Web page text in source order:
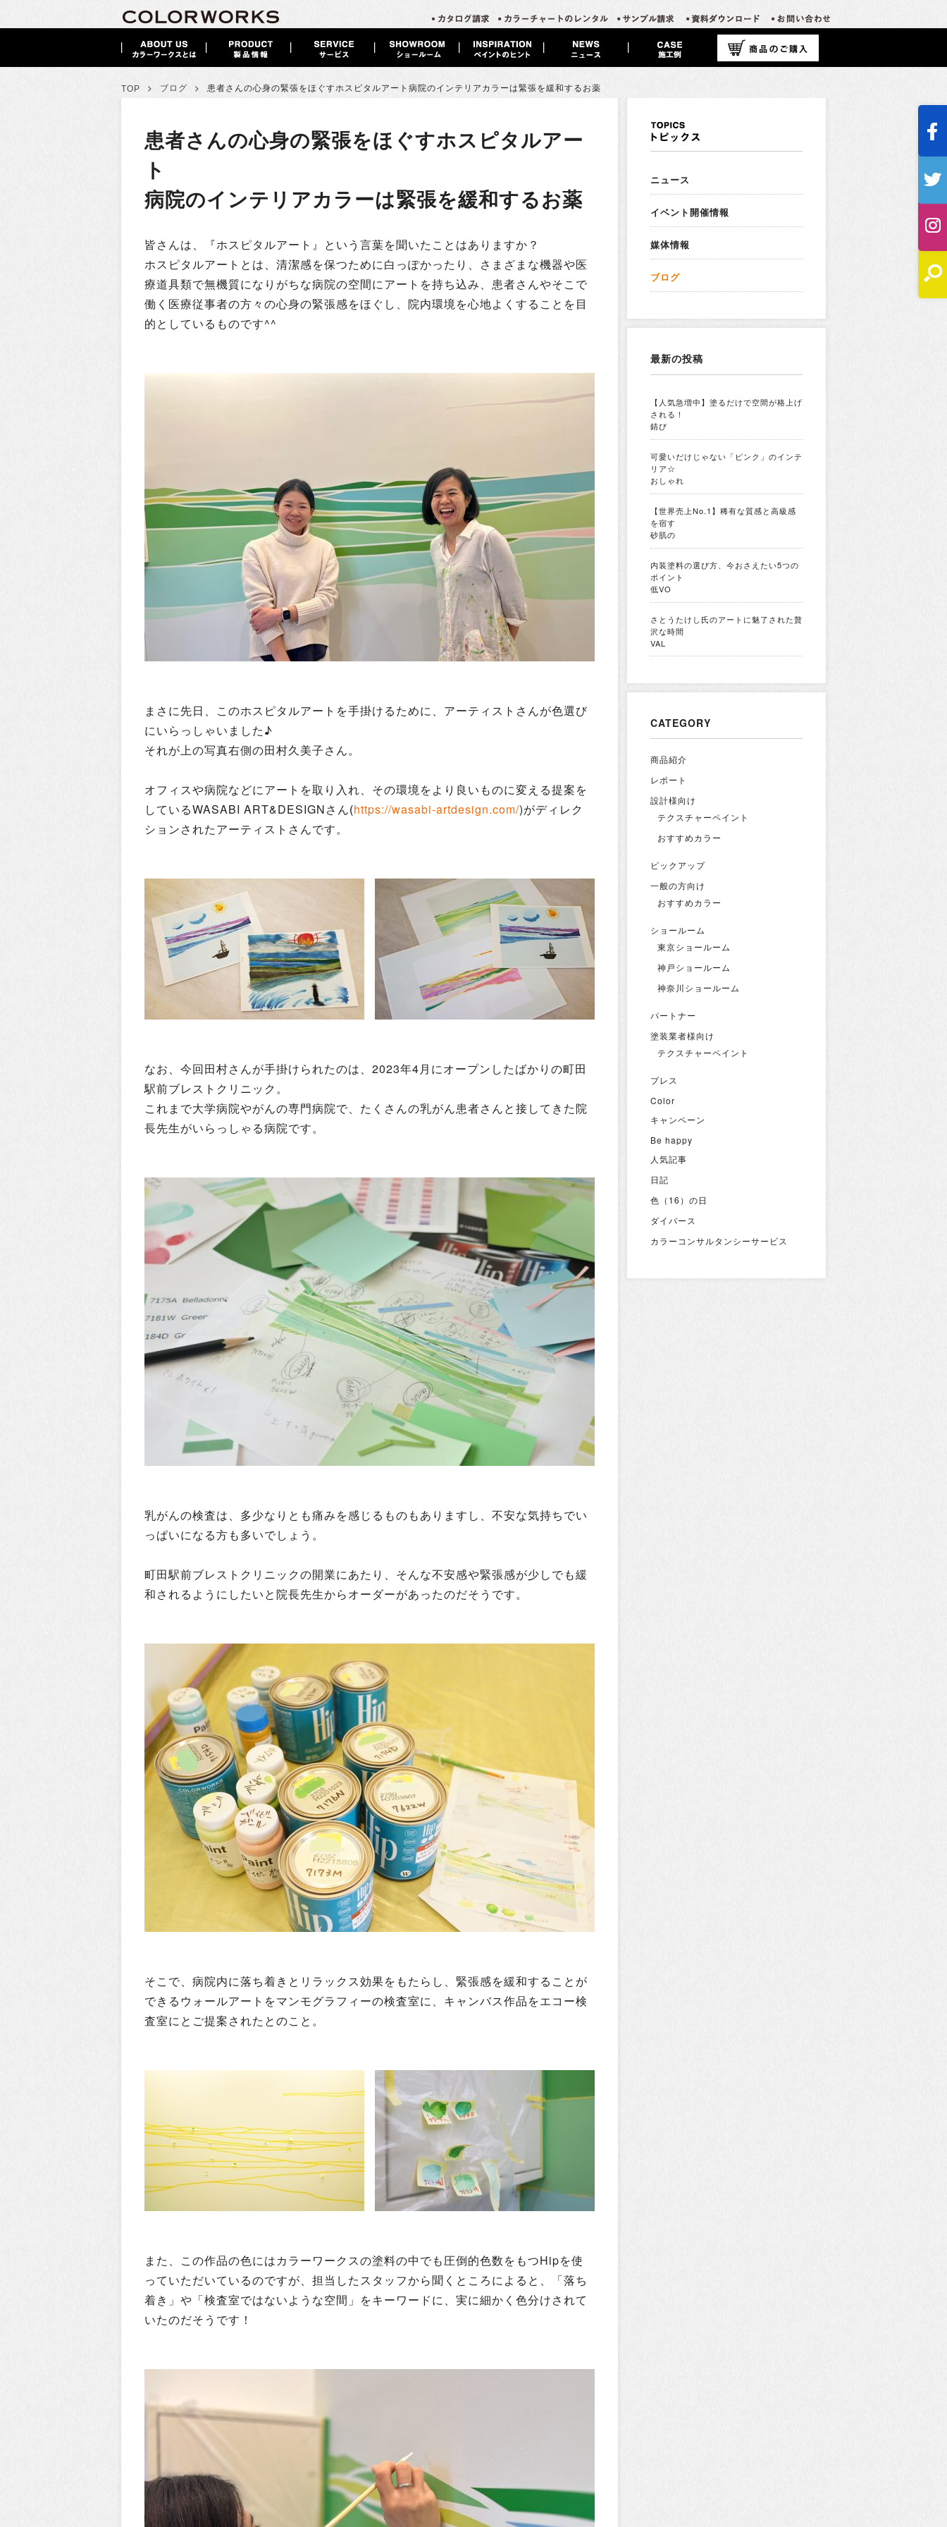
TOP > ブログ > 患者さんの心身の緊張をほぐすホスピタルアート 病院のインテリアカラーは緊張を緩和するお薬
患者さんの心身の緊張をほぐすホスピタルアー
ト
病院のインテリアカラーは緊張を緩和するお薬
皆さんは、『ホスピタルアート』という言葉を聞いたことはありますか？
ホスピタルアートとは、清潔感を保つために白っぽかったり、さまざまな機器や医
療道具類で無機質になりがちな病院の空間にアートを持ち込み、患者さんやそこで
働く医療従事者の方々の心身の緊張感をほぐし、院内環境を心地よくすることを目
的としているものです^^
まさに先日、このホスピタルアートを手掛けるために、アーティストさんが色選び
にいらっしゃいました♪
それが上の写真右側の田村久美子さん。
オフィスや病院などにアートを取り入れ、その環境をより良いものに変える提案を
しているWASABI ART&DESIGNさん(https://wasabi-artdesign.com/)がディレク
ションされたアーティストさんです。
なお、今回田村さんが手掛けられたのは、2023年4月にオープンしたばかりの町田
駅前ブレストクリニック。
これまで大学病院やがんの専門病院で、たくさんの乳がん患者さんと接してきた院
長先生がいらっしゃる病院です。
乳がんの検査は、多少なりとも痛みを感じるものもありますし、不安な気持ちでい
っぱいになる方も多いでしょう。
町田駅前ブレストクリニックの開業にあたり、そんな不安感や緊張感が少しでも緩
和されるようにしたいと院長先生からオーダーがあったのだそうです。
そこで、病院内に落ち着きとリラックス効果をもたらし、緊張感を緩和することが
できるウォールアートをマンモグラフィーの検査室に、キャンバス作品をエコー検
査室にとご提案されたとのこと。
また、この作品の色にはカラーワークスの塗料の中でも圧倒的色数をもつHipを使
っていただいているのですが、担当したスタッフから聞くところによると、「落ち
着き」や「検査室ではないような空間」をキーワードに、実に細かく色分けされて
いたのだそうです！
ニュース
イベント開催情報
媒体情報
ブログ
最新の投稿
【人気急増中】塗るだけで空間が格上げ
される！
錆び
可愛いだけじゃない「ピンク」のインテ
リア☆
おしゃれ
【世界売上No.1】稀有な質感と高級感
を宿す
砂肌の
内装塗料の選び方、今おさえたい5つの
ポイント
低VO
さとうたけし氏のアートに魅了された贅
沢な時間
VAL
CATEGORY
商品紹介
レポート
設計様向け
テクスチャーペイント
おすすめカラー
ピックアップ
一般の方向け
おすすめカラー
ショールーム
東京ショールーム
神戸ショールーム
神奈川ショールーム
パートナー
塗装業者様向け
テクスチャーペイント
プレス
Color
キャンペーン
Be happy
人気記事
日記
色（16）の日
ダイバース
カラーコンサルタンシーサービス